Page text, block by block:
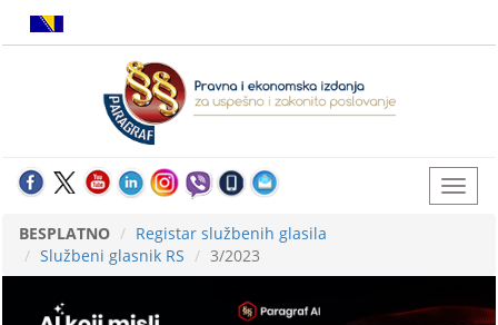
BESPLATNO
Registar službenih glasila
Službeni glasnik RS
3/2023